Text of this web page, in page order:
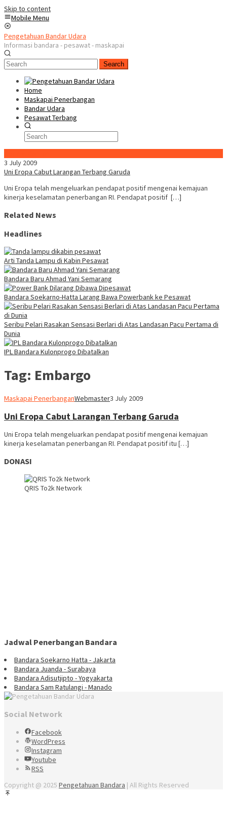
Skip to content
Mobile Menu
Pengetahuan Bandar Udara
Informasi bandara - pesawat - maskapai
Search
Home
Maskapai Penerbangan
Bandar Udara
Pesawat Terbang
3 July 2009
Uni Eropa Cabut Larangan Terbang Garuda
Uni Eropa telah mengeluarkan pendapat positif mengenai kemajuan
kinerja keselamatan penerbangan RI. Pendapat positif […]
Related News
Headlines
Arti Tanda Lampu di Kabin Pesawat
Bandara Baru Ahmad Yani Semarang
Bandara Soekarno-Hatta Larang Bawa Powerbank ke Pesawat
Seribu Pelari Rasakan Sensasi Berlari di Atas Landasan Pacu Pertama di
Dunia
IPL Bandara Kulonprogo Dibatalkan
Tag: Embargo
Maskapai PenerbanganWebmaster3 July 2009
Uni Eropa Cabut Larangan Terbang Garuda
Uni Eropa telah mengeluarkan pendapat positif mengenai kemajuan
kinerja keselamatan penerbangan RI. Pendapat positif itu […]
DONASI
QRIS To2k Network
Jadwal Penerbangan Bandara
Bandara Soekarno Hatta - Jakarta
Bandara Juanda - Surabaya
Bandara Adisutjipto - Yogyakarta
Bandara Sam Ratulangi - Manado
Social Network
Facebook
WordPress
Instagram
Youtube
RSS
Copyright @ 2025 Pengetahuan Bandara | All Rights Reserved